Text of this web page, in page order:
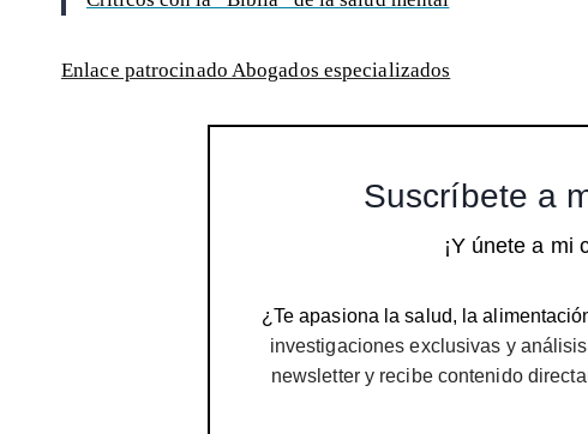
Enlace patrocinado Abogados especializados
Suscríbete a
¡Y únete a mi
¿Te apasiona la salud, la
investigaciones exclusivas y
newsletter y recibe contenido